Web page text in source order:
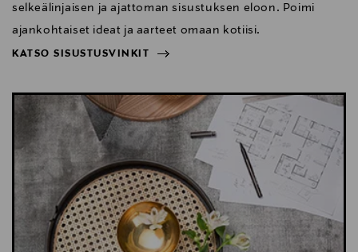
selkeälinjaisen ja ajattoman sisustuksen eloon. Poimi
ajankohtaiset ideat ja aarteet omaan kotiisi.
KATSO SISUSTUSVINKIT
KATSO SISUSTUSVINKIT